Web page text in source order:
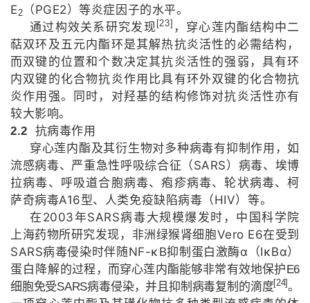
E 2 （ PGE2 ）等炎症因子的水平。
通过构效关系研究发现 [23] ，穿心莲内酯结构中二
萜双环及五元内酯环是其解热抗炎活性的必需结构，
而双键的位置和个数决定其抗炎活性的强弱，具有环
内双键的化合物抗炎作用比具有环外双键的化合物抗
炎作用强。同时，对羟基的结构修饰对抗炎活性亦有
较大影响。
2.2
抗病毒作用
穿心莲内酯及其衍生物对多种病毒有抑制作用，如
流感病毒、严重急性呼吸综合征（ SARS ）病毒、埃博
拉病毒、呼吸道合胞病毒、疱疹病毒、轮状病毒、柯
萨奇病毒A16型、人类免疫缺陷病毒（ HIV）等。
在 2003年SARS病毒大规模爆发时，中国科学院
上海药物所研究发现，非洲绿猴肾细胞Vero E6在受到
SARS病毒侵染时伴随NF-κB抑制蛋白激酶α （IκBα）
蛋白降解的过程，而穿心莲内酯能够非常有效地保护E6
细胞免受SARS病毒侵染，并且抑制病毒复制的滴度[24]。